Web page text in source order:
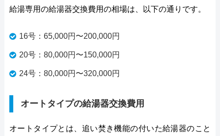
給湯専用の給湯器交換費用の相場は、以下の通りです。
16号：65,000円〜200,000円
20号：80,000円〜150,000円
24号：80,000円〜320,000円
オートタイプの給湯器交換費用
オートタイプとは、追い焚き機能の付いた給湯器のこと